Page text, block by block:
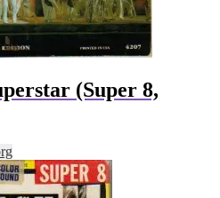
(Super 8,